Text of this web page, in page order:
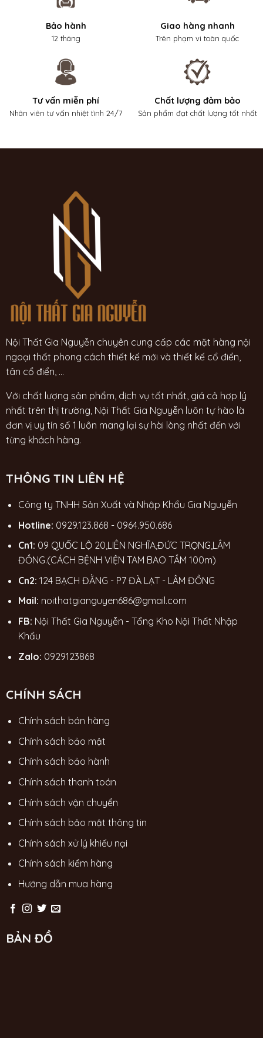
Bảo hành
12 tháng
Giao hàng nhanh
Trên phạm vi toàn quốc
Tư vấn miễn phí
Nhân viên tư vấn nhiệt tình 24/7
Chất lượng đảm bảo
Sản phẩm đạt chất lượng tốt nhất
Nội Thất Gia Nguyễn chuyên cung cấp các mặt hàng nội
ngoại thất phong cách thiết kế mới và thiết kế cổ điển,
tân cổ điển, ...
Với chất lượng sản phẩm, dịch vụ tốt nhất, giá cả hợp lý
nhất trên thị trường, Nội Thất Gia Nguyễn luôn tự hào là
đơn vị uy tín số 1 luôn mang lại sự hài lòng nhất đến với
từng khách hàng.
THÔNG TIN LIÊN HỆ
Công ty TNHH Sản Xuất và Nhập Khẩu Gia Nguyễn
Hotline: 0929.123.868 - 0964.950.686
Cn1: 09 QUỐC LỘ 20,LIÊN NGHĨA,ĐỨC TRỌNG,LÂM
ĐỒNG.(CÁCH BỆNH VIỆN TAM BAO TẦM 100m)
Cn2: 124 BẠCH ĐẰNG - P7 ĐÀ LẠT - LÂM ĐỒNG
Mail: noithatgianguyen686@gmail.com
FB: Nội Thất Gia Nguyễn - Tổng Kho Nội Thất Nhập
Khẩu
Zalo: 0929123868
CHÍNH SÁCH
Chính sách bán hàng
Chính sách bảo mật
Chính sách bảo hành
Chính sách thanh toán
Chính sách vận chuyển
Chính sách bảo mật thông tin
Chính sách xử lý khiếu nại
Chính sách kiểm hàng
Hướng dẫn mua hàng
BẢN ĐỒ